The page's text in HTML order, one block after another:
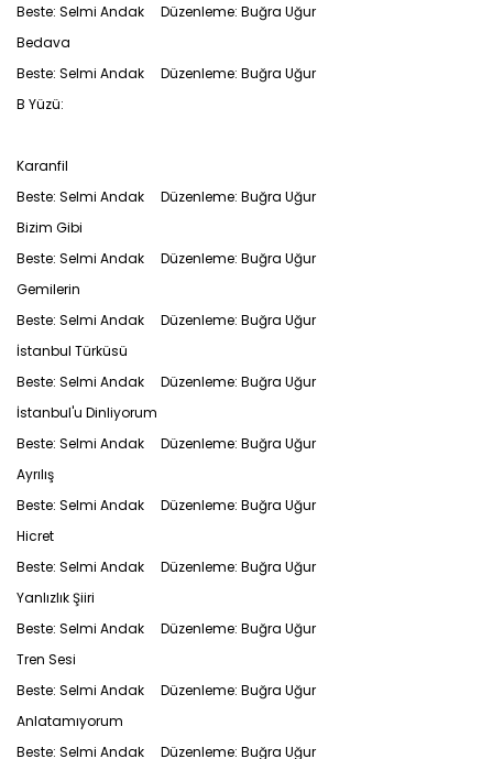
Beste: Selmi Andak Düzenleme: Buğra Uğur
Bedava
Beste: Selmi Andak Düzenleme: Buğra Uğur
B Yüzü:
Karanfil
Beste: Selmi Andak Düzenleme: Buğra Uğur
Bizim Gibi
Beste: Selmi Andak Düzenleme: Buğra Uğur
Gemilerin
Beste: Selmi Andak Düzenleme: Buğra Uğur
İstanbul Türküsü
Beste: Selmi Andak Düzenleme: Buğra Uğur
İstanbul'u Dinliyorum
Beste: Selmi Andak Düzenleme: Buğra Uğur
Ayrılış
Beste: Selmi Andak Düzenleme: Buğra Uğur
Hicret
Beste: Selmi Andak Düzenleme: Buğra Uğur
Yanlızlık Şiiri
Beste: Selmi Andak Düzenleme: Buğra Uğur
Tren Sesi
Beste: Selmi Andak Düzenleme: Buğra Uğur
Anlatamıyorum
Beste: Selmi Andak Düzenleme: Buğra Uğur